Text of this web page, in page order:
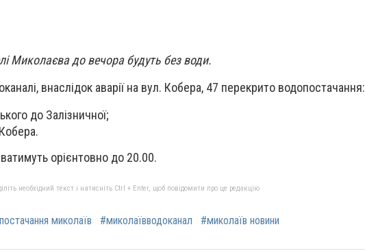
Миколаєва до вечора будуть без води.
внаслідок аварії на вул. Кобера, 47 перекрито водопостачання:
до Залізничної;
орієнтовно до 20.00.
необхідний текст і натисніть Ctrl + Enter, щоб повідомити про це редакцію
миколаїв #миколаївводоканал #миколаїв новини